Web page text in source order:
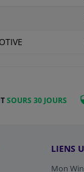
SOURS 30 JOURS
LIENS
Mon